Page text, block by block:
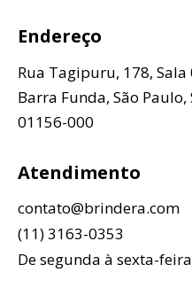
Endereço
Rua Tagipuru, 178, Sala
Barra Funda, São Paulo,
01156-000
Atendimento
contato@brindera.com
(11) 3163-0353
De segunda à sexta-feira